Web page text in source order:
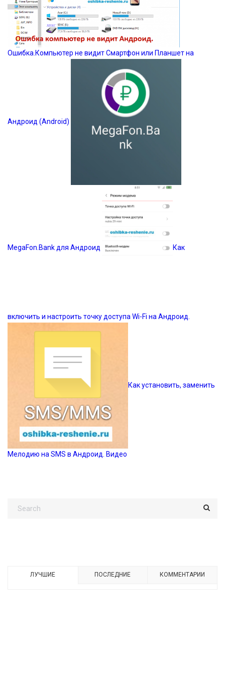
Ошибка.Компьютер не видит Смартфон или Планшет на
Андроид (Android)
MegaFon.Bank для Андроид Как
включить и настроить точку доступа Wi-Fi на Андроид.
Как установить, заменить
Мелодию на SMS в Андроид. Видео
ЛУЧШИЕ ПОСЛЕДНИЕ КОММЕНТАРИИ